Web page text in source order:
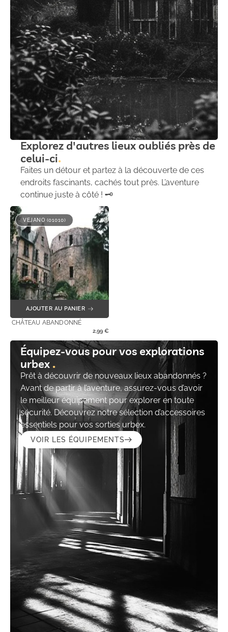
Explorez d'autres lieux oubliés près de
celui-ci
Faites un détour et partez à la découverte de ces
endroits fascinants, cachés tout près. L’aventure
continue juste à côté ! 🗝️
VEJANO (01010)
AJOUTER AU PANIER
CHÂTEAU ABANDONNÉ
2,99 €
Équipez-vous pour vos explorations
urbex
Prêt à découvrir de nouveaux lieux abandonnés ?
Avant de partir à l’aventure, assurez-vous d’avoir
le meilleur équipement pour explorer en toute
sécurité. Découvrez notre sélection d’accessoires
essentiels pour vos sorties urbex.
VOIR LES ÉQUIPEMENTS